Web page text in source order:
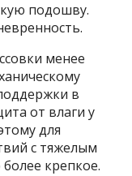
подошву.
менее
в
от влаги у
для
с тяжелым
крепкое.